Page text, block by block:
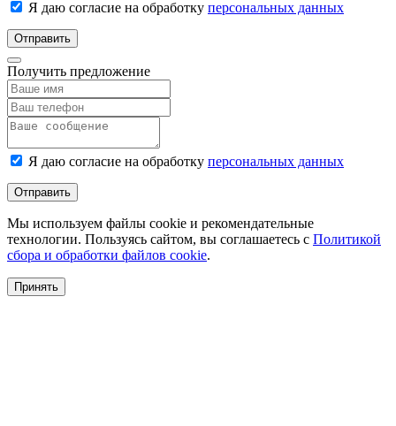
Я даю согласие на обработку персональных данных
Отправить
Получить предложение
Я даю согласие на обработку персональных данных
Отправить
Мы используем файлы cookie и рекомендательные
технологии. Пользуясь сайтом, вы соглашаетесь с Политикой
сбора и обработки файлов cookie.
Принять